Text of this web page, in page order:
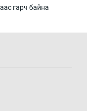
гарч байна